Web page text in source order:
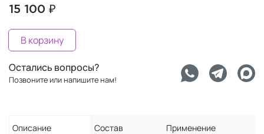
15 100 ₽
В корзину
Остались вопросы?
Позвоните или напишите нам!
Описание Состав Применение